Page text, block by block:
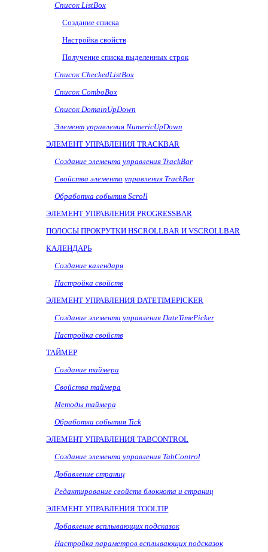
Список ListBox
Создание списка
Настройка свойств
Получение списка выделенных строк
Список CheckedListBox
Список ComboBox
Список DomainUpDown
Элемент управления NumericUpDown
ЭЛЕМЕНТ УПРАВЛЕНИЯTRACKBAR
Создание элемента управления TrackBar
Свойства элемента управления TrackBar
Обработка события Scroll
ЭЛЕМЕНТ УПРАВЛЕНИЯPROGRESSBAR
ПОЛОСЫ ПРОКРУТКИHSCROLLBAR ИVSCROLLBAR
КАЛЕНДАРЬ
Создание календаря
Настройка свойств
ЭЛЕМЕНТ УПРАВЛЕНИЯ DATETIMEPICKER
Создание элемента управления DateTimePicker
Настройка свойств
ТАЙМЕР
Создание таймера
Свойства таймера
Методы таймера
Обработка события Tick
ЭЛЕМЕНТ УПРАВЛЕНИЯTABCONTROL
Создание элемента управления TabControl
Добавление страниц
Редактирование свойств блокнота и страниц
ЭЛЕМЕНТ УПРАВЛЕНИЯTOOLTIP
Добавление всплывающих подсказок
Настройка параметров всплывающих подсказок